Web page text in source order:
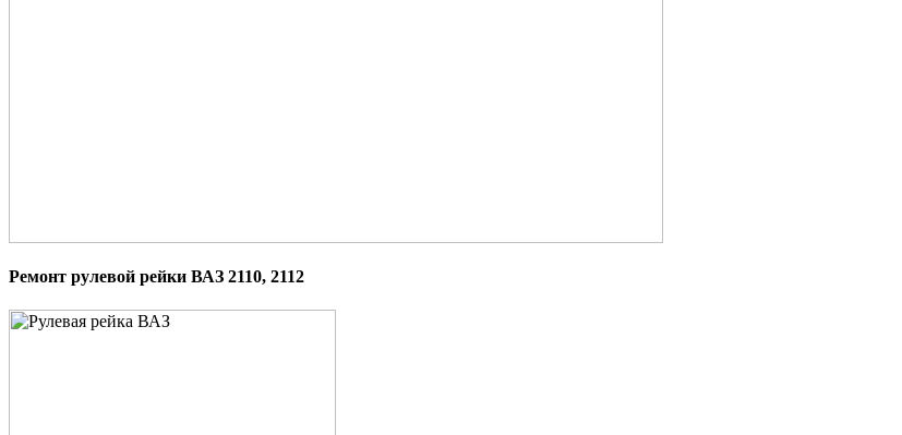
Ремонт рулевой рейки ВАЗ 2110, 2112